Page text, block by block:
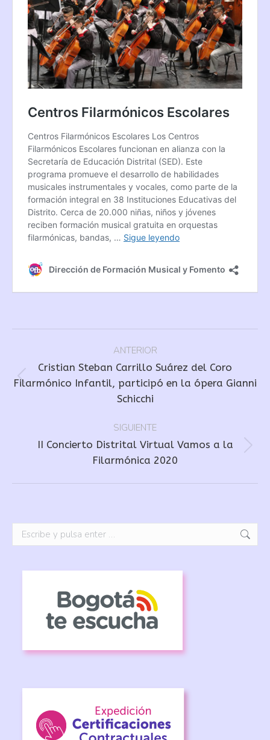
entre
publicaciones
ANTERIOR
Publicación
anterior:
Cristian Steban Carrillo Suárez del Coro
Filarmónico Infantil, participó en la ópera Gianni
Schicchi
SIGUIENTE
Publicación
II Concierto Distrital Virtual Vamos a la
Filarmónica 2020
Buscar: